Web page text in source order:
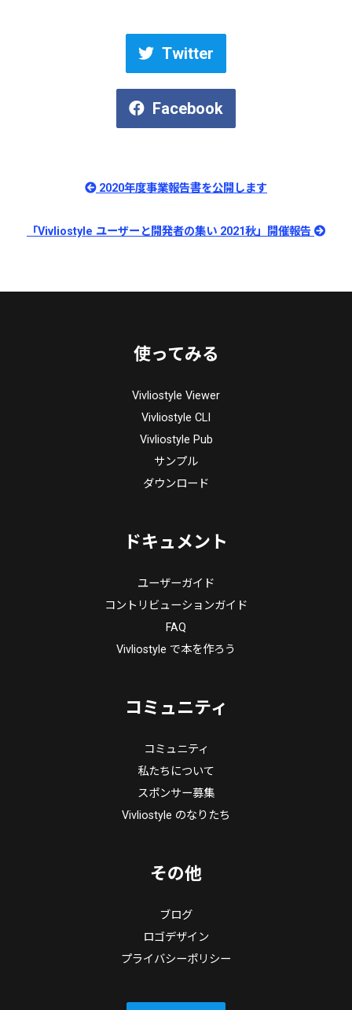
Twitter
Facebook
2020年度事業報告書を公開します
「Vivliostyle ユーザーと開発者の集い 2021秋」開催報告
使ってみる
Vivliostyle Viewer
Vivliostyle CLI
Vivliostyle Pub
サンプル
ダウンロード
ドキュメント
ユーザーガイド
コントリビューションガイド
FAQ
Vivliostyle で本を作ろう
コミュニティ
コミュニティ
私たちについて
スポンサー募集
Vivliostyle のなりたち
その他
ブログ
ロゴデザイン
プライバシーポリシー